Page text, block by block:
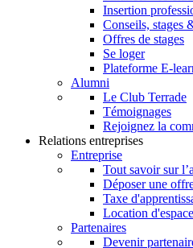
Insertion
Conseils, stages
Offres de stages
Se loger
Plateforme E-
Alumni
Le Club Terrade
Témoignages
Rejoignez la
Relations entreprises
Entreprise
Tout savoir sur
Déposer une
Taxe
Location
Partenaires
Devenir